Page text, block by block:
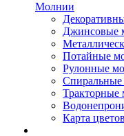
Молнии
Джинсовые
Потайные
Рулонные
Тракторные
Карта цветов